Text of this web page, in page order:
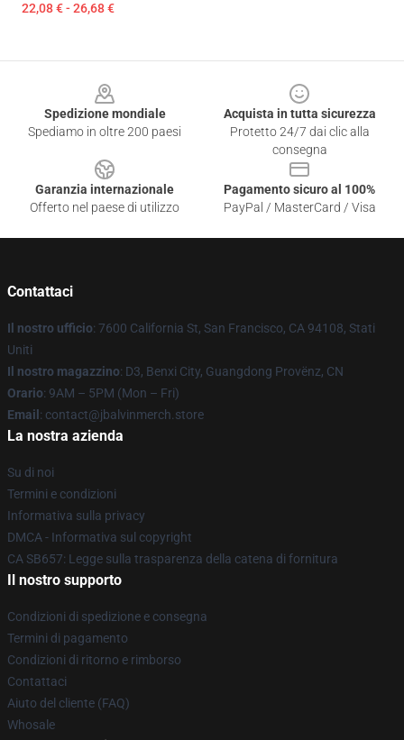
22,08 € - 26,68 €
Spedizione mondiale
Spediamo in oltre 200 paesi
Acquista in tutta sicurezza
Protetto 24/7 dai clic alla
consegna
Garanzia internazionale
Offerto nel paese di utilizzo
Pagamento sicuro al 100%
PayPal / MasterCard / Visa
Contattaci
Il nostro ufficio: 7600 California St, San Francisco, CA 94108, Stati
Uniti
Il nostro magazzino: D3, Benxi City, Guangdong Provënz, CN
Orario: 9AM – 5PM (Mon – Fri)
Email : contact@jbalvinmerch.store
La nostra azienda
Su di noi
Termini e condizioni
Informativa sulla privacy
DMCA - Informativa sul copyright
CA SB657: Legge sulla trasparenza della catena di fornitura
Il nostro supporto
Condizioni di spedizione e consegna
Termini di pagamento
Condizioni di ritorno e rimborso
Contattaci
Aiuto del cliente (FAQ)
Whosale